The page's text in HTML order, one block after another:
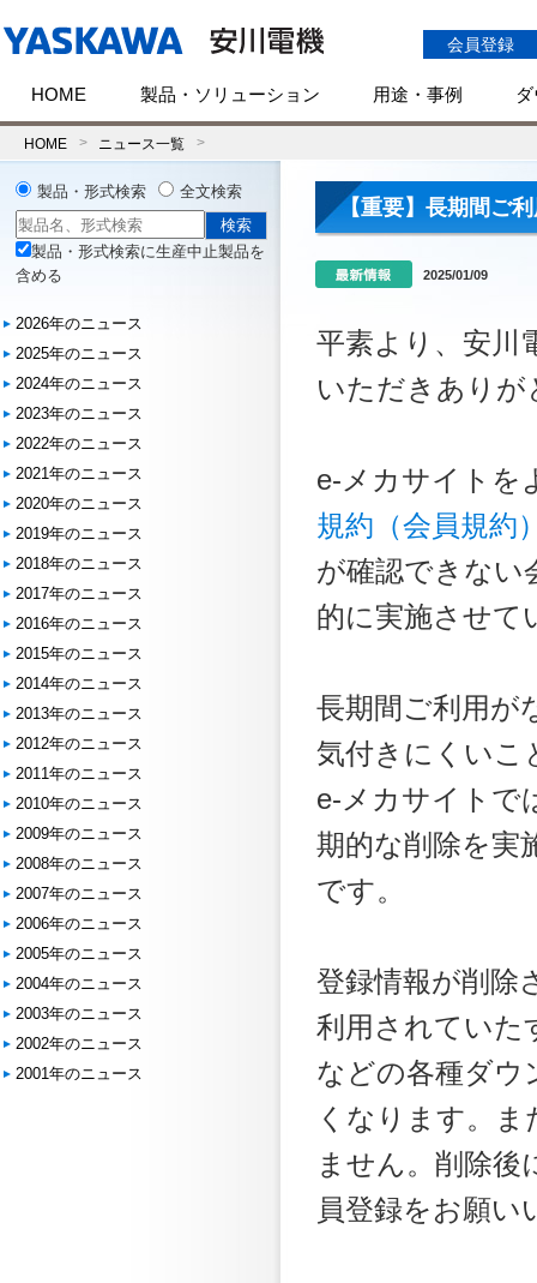
会員登録
HOME 製品・ソリューション 用途・事例
HOME ニュース一覧
【重要】長期間ご
2025/01/09
平素より、安川
いただきあり
e-メカサイトを
規約（会員規約
が確認できない
的に実施させて
長期間ご利用が
気付きにくいこ
e-メカサイトで
期的な削除を実
です。
登録情報が削除
利用されていた
などの各種ダウ
くなります。
ません。削除後
員登録をお願い
製品・形式検索 全文検索
製品・形式検索に生産中止製品を
含める
2026年のニュース
2025年のニュース
2024年のニュース
2023年のニュース
2022年のニュース
2021年のニュース
2020年のニュース
2019年のニュース
2018年のニュース
2017年のニュース
2016年のニュース
2015年のニュース
2014年のニュース
2013年のニュース
2012年のニュース
2011年のニュース
2010年のニュース
2009年のニュース
2008年のニュース
2007年のニュース
2006年のニュース
2005年のニュース
2004年のニュース
2003年のニュース
2002年のニュース
2001年のニュース